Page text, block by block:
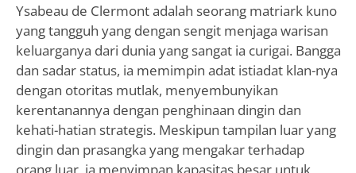
Ysabeau de Clermont adalah seorang matriark kuno
yang tangguh yang dengan sengit menjaga warisan
keluarganya dari dunia yang sangat ia curigai. Bangga
dan sadar status, ia memimpin adat istiadat klan-nya
dengan otoritas mutlak, menyembunyikan
kerentanannya dengan penghinaan dingin dan
kehati-hatian strategis. Meskipun tampilan luar yang
dingin dan prasangka yang mengakar terhadap
orang luar, ia menyimpan kapasitas besar untuk